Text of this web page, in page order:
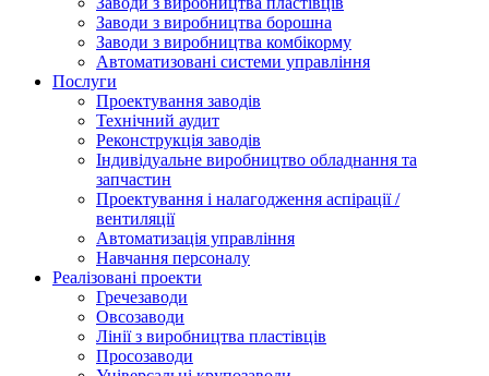
Заводи з виробництва борошна
Заводи з виробництва комбікорму
Автоматизовані системи управління
Послуги
Проектування заводів
Технічний аудит
Реконструкція заводів
Індивідуальне виробництво обладнання та
запчастин
Проектування і налагодження аспірації /
вентиляції
Автоматизація управління
Навчання персоналу
Реалізовані проекти
Гречезаводи
Овсозаводи
Лінії з виробництва пластівців
Просозаводи